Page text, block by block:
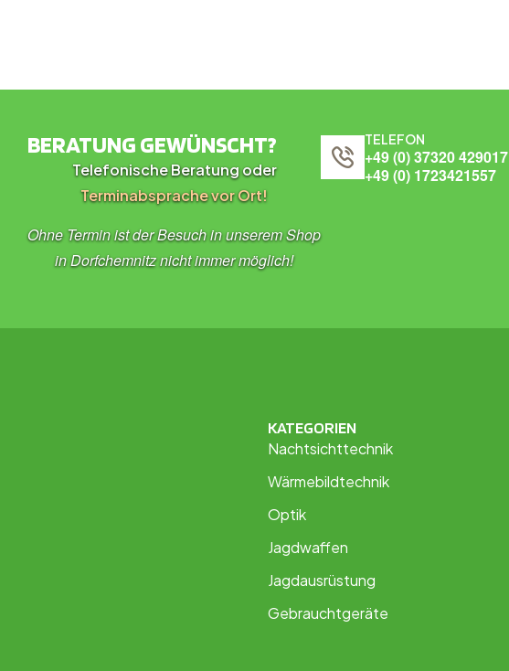
BERATUNG GEWÜNSCHT?
Telefonische Beratung oder
Terminabsprache vor Ort!
Ohne Termin ist der Besuch in unserem Shop
in Dorfchemnitz nicht immer möglich!
TELEFON
+49 (0) 37320 429017
+49 (0) 1723421557
KATEGORIEN
Nachtsichttechnik
Wärmebildtechnik
Optik
Jagdwaffen
Jagdausrüstung
Gebrauchtgeräte